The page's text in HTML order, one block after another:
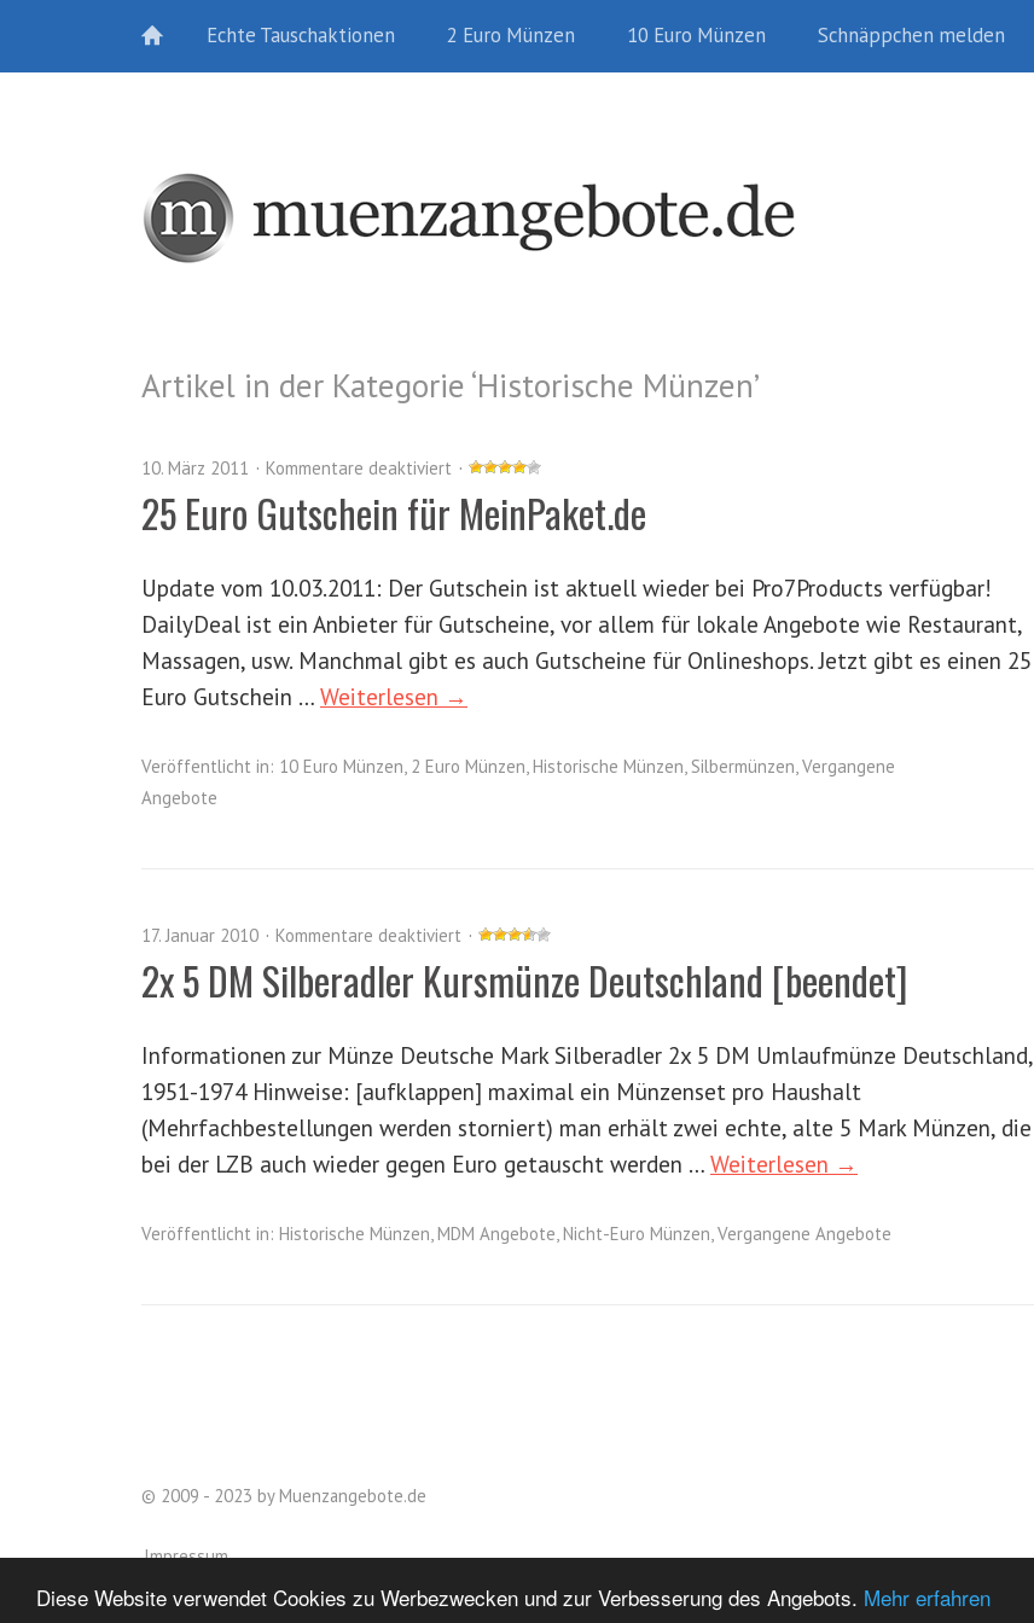
Diese Website verwendet Cookies zu Werbezwecken und zur Verbesserung des Angebots. Mehr erfahren
Echte Tauschaktionen 2 Euro Münzen 10 Euro Münzen Schnäppchen melden
Artikel in der Kategorie ‘Historische Münzen’
10. März 2011 Kommentare deaktiviert
25 Euro Gutschein für MeinPaket.de
Update vom 10.03.2011: Der Gutschein ist aktuell wieder bei Pro7Products verfügbar!
DailyDeal ist ein Anbieter für Gutscheine, vor allem für lokale Angebote wie Restaurant,
Massagen, usw. Manchmal gibt es auch Gutscheine für Onlineshops. Jetzt gibt es einen 25
Euro Gutschein … Weiterlesen →
Veröffentlicht in: 10 Euro Münzen, 2 Euro Münzen, Historische Münzen, Silbermünzen,Vergangene
Angebote
17. Januar 2010 Kommentare deaktiviert
2x 5 DM Silberadler Kursmünze Deutschland [beendet]
Informationen zur Münze Deutsche Mark Silberadler 2x 5 DM Umlaufmünze Deutschland,
1951-1974 Hinweise: [aufklappen] maximal ein Münzenset pro Haushalt
(Mehrfachbestellungen werden storniert) man erhält zwei echte, alte 5 Mark Münzen, die
bei der LZB auch wieder gegen Euro getauscht werden … Weiterlesen →
Veröffentlicht in: Historische Münzen, MDM Angebote, Nicht-Euro Münzen,Vergangene Angebote
© 2009 - 2023 by Muenzangebote.de
Impressum